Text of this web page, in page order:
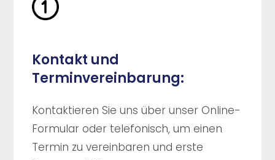
Kontakt und
Terminvereinbarung:
Kontaktieren Sie uns über unser Online-
Formular oder telefonisch, um einen
Termin zu vereinbaren und erste